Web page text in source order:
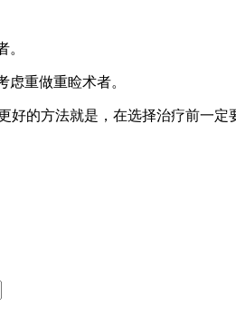
。
虑重做重睑术者。
好的方法就是，在选择治疗前一